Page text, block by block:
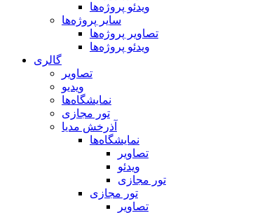
ویدئو پروژه‌ها
سایر پروژه‌ها
تصاویر پروژه‌ها
ویدئو پروژه‌ها
گالری
تصاویر
ویدیو
نمایشگاه‌ها
تور مجازی
آذرخش مدیا
نمایشگاه‌ها
تصاویر
ویدئو
تور مجازی
تور مجازی
تصاویر